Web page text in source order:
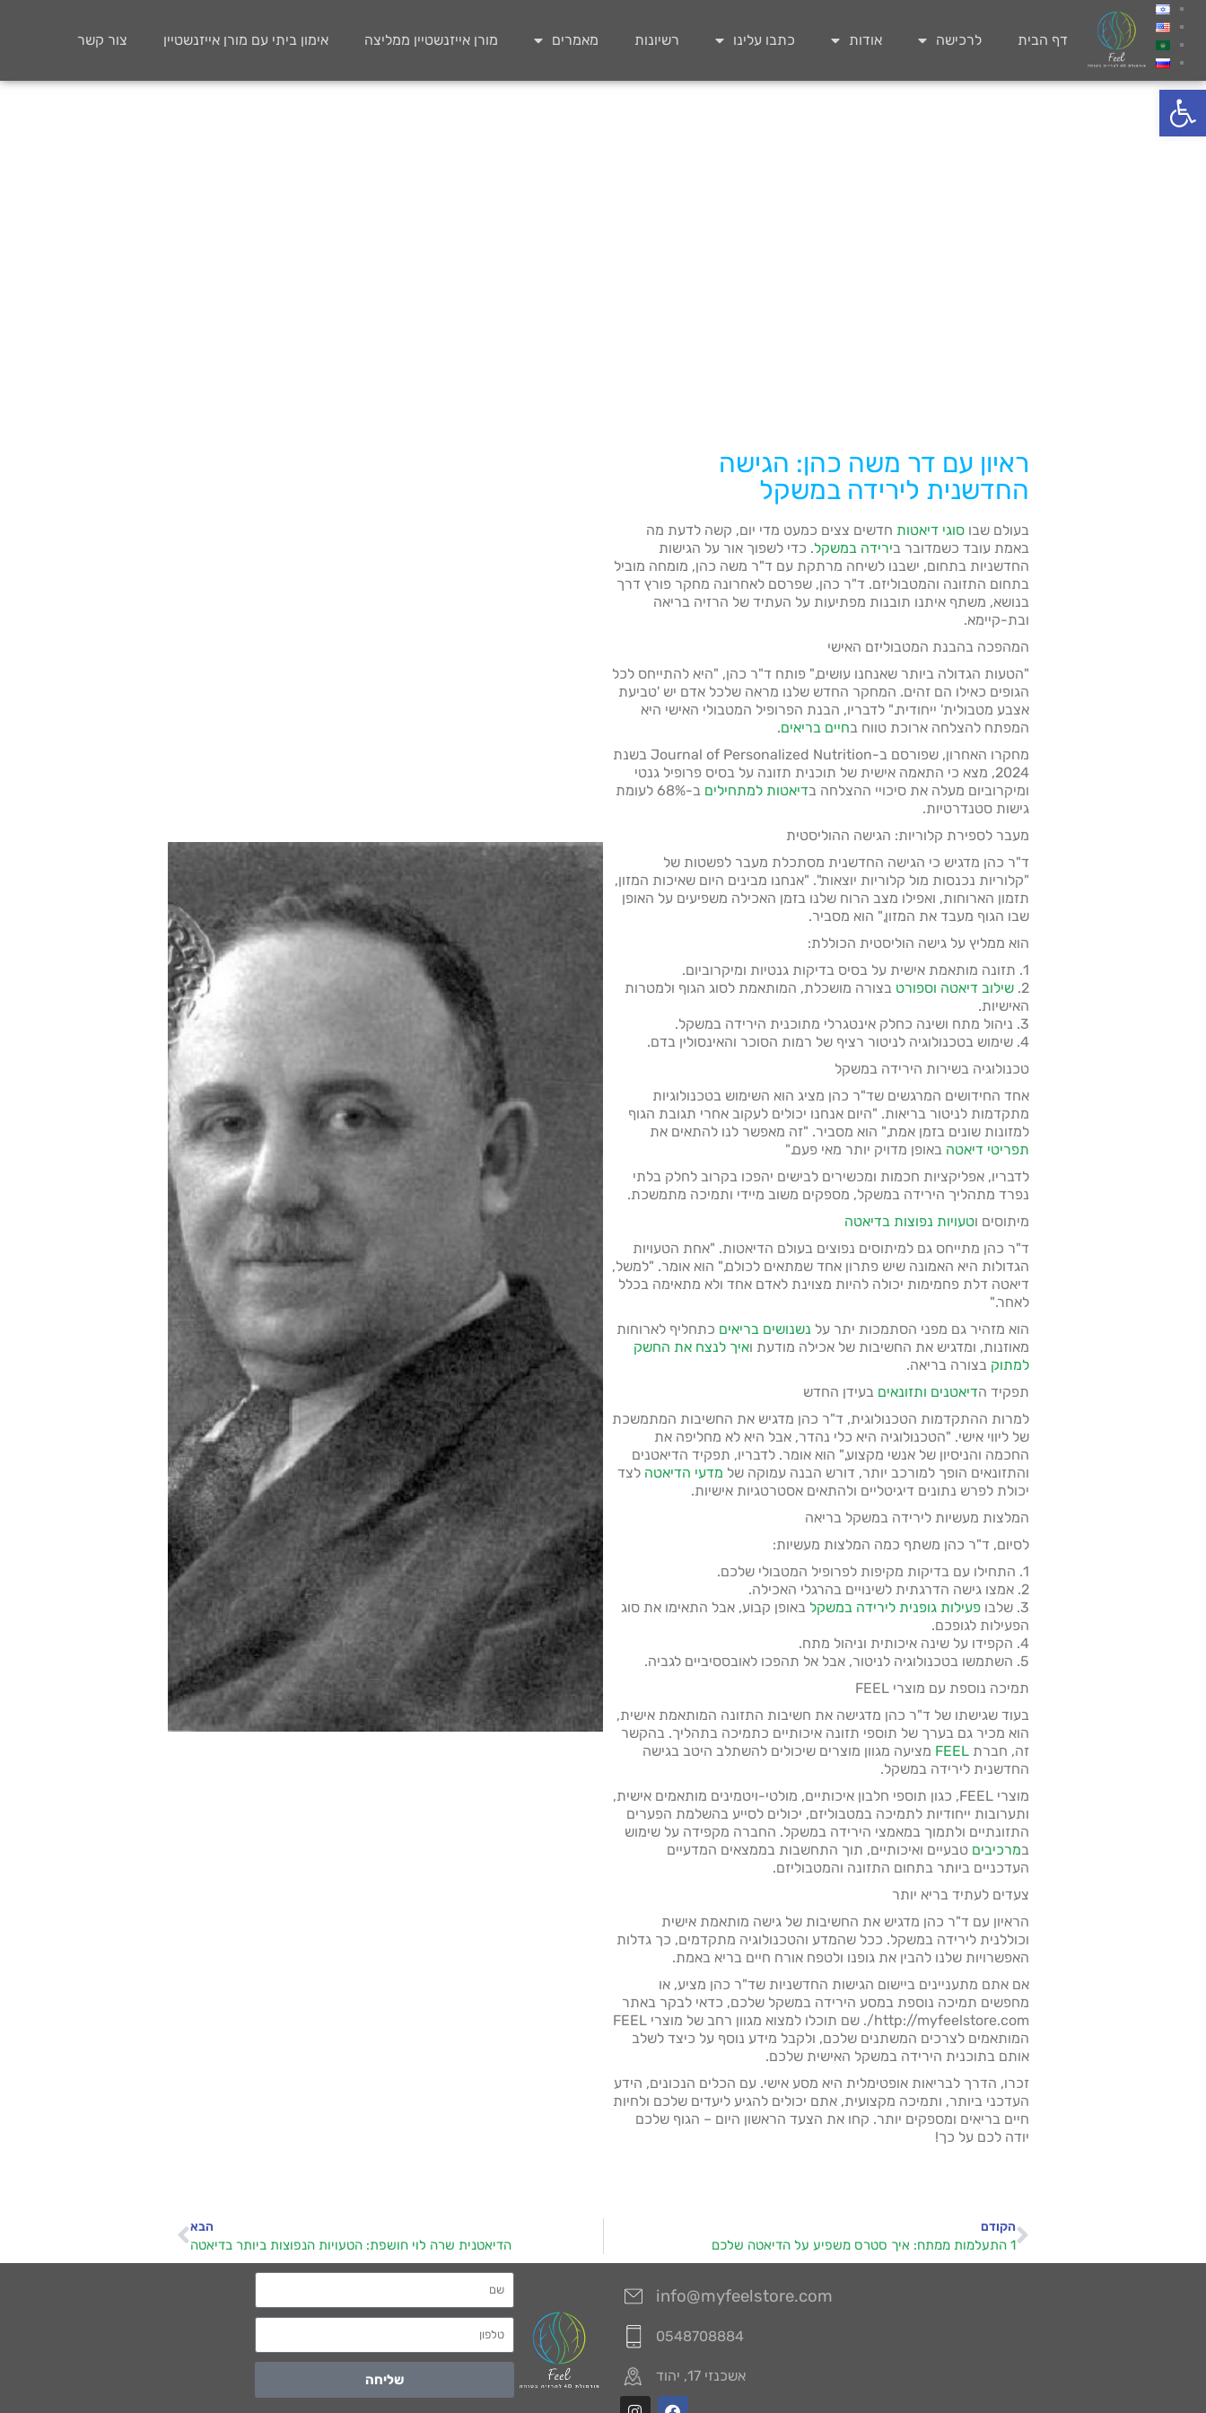
פתח סרגל נגישות
דף הבית לרכישה אודות כתבו עלינו רשיונות מאמרים מורן אייזנשטיין ממליצה אימון ביתי עם מורן אייזנשטיין צור קשר
ראיון עם דר משה כהן: הגישה
החדשנית לירידה במשקל
בעולם שבו סוגי דיאטות חדשים צצים כמעט מדי יום, קשה לדעת מה
באמת עובד כשמדובר בירידה במשקל. כדי לשפוך אור על הגישות
החדשניות בתחום, ישבנו לשיחה מרתקת עם ד"ר משה כהן, מומחה מוביל
בתחום התזונה והמטבוליזם. ד"ר כהן, שפרסם לאחרונה מחקר פורץ דרך
בנושא, משתף איתנו תובנות מפתיעות על העתיד של הרזיה בריאה
ובת-קיימא.
המהפכה בהבנת המטבוליזם האישי
"הטעות הגדולה ביותר שאנחנו עושים," פותח ד"ר כהן, "היא להתייחס לכל
הגופים כאילו הם זהים. המחקר החדש שלנו מראה שלכל אדם יש 'טביעת
אצבע מטבולית' ייחודית." לדבריו, הבנת הפרופיל המטבולי האישי היא
המפתח להצלחה ארוכת טווח בחיים בריאים.
מחקרו האחרון, שפורסם ב-Journal of Personalized Nutrition בשנת
2024, מצא כי התאמה אישית של תוכנית תזונה על בסיס פרופיל גנטי
ומיקרוביום מעלה את סיכויי ההצלחה בדיאטות למתחילים
ב-68% לעומת
גישות סטנדרטיות.
מעבר לספירת קלוריות: הגישה ההוליסטית
ד"ר כהן מדגיש כי הגישה החדשנית מסתכלת מעבר לפשטות של
"קלוריות נכנסות מול קלוריות יוצאות". "אנחנו מבינים היום שאיכות המזון,
תזמון הארוחות, ואפילו מצב הרוח שלנו בזמן האכילה משפיעים על האופן
שבו הגוף מעבד את המזון," הוא מסביר.
הוא ממליץ על גישה הוליסטית הכוללת:
1. תזונה מותאמת אישית על בסיס בדיקות גנטיות ומיקרוביום.
2. שילוב דיאטה וספורט בצורה מושכלת, המותאמת לסוג הגוף ולמטרות
האישיות.
3. ניהול מתח ושינה כחלק אינטגרלי מתוכנית הירידה במשקל.
4. שימוש בטכנולוגיה לניטור רציף של רמות הסוכר והאינסולין בדם.
טכנולוגיה בשירות הירידה במשקל
אחד החידושים המרגשים שד"ר כהן מציג הוא השימוש בטכנולוגיות
מתקדמות לניטור בריאות. "היום אנחנו יכולים לעקוב אחרי תגובת הגוף
למזונות שונים בזמן אמת," הוא מסביר. "זה מאפשר לנו להתאים את
תפריטי דיאטה באופן מדויק יותר מאי פעם."
לדבריו, אפליקציות חכמות ומכשירים לבישים יהפכו בקרוב לחלק בלתי
נפרד מתהליך הירידה במשקל, מספקים משוב מיידי ותמיכה מתמשכת.
מיתוסים וטעויות נפוצות בדיאטה
ד"ר כהן מתייחס גם למיתוסים נפוצים בעולם הדיאטות. "אחת הטעויות
הגדולות היא האמונה שיש פתרון אחד שמתאים לכולם," הוא אומר. "למשל,
דיאטה דלת פחמימות יכולה להיות מצוינת לאדם אחד ולא מתאימה בכלל
לאחר."
הוא מזהיר גם מפני הסתמכות יתר על נשנושים בריאים כתחליף לארוחות
מאוזנות, ומדגיש את החשיבות של אכילה מודעת ואיך לנצח את החשק
למתוק בצורה בריאה.
תפקיד הדיאטנים ותזונאים בעידן החדש
למרות ההתקדמות הטכנולוגית, ד"ר כהן מדגיש את החשיבות המתמשכת
של ליווי אישי. "הטכנולוגיה היא כלי נהדר, אבל היא לא מחליפה את
החכמה והניסיון של אנשי מקצוע," הוא אומר. לדבריו, תפקיד הדיאטנים
והתזונאים הופך למורכב יותר, דורש הבנה עמוקה של מדעי הדיאטה לצד
יכולת לפרש נתונים דיגיטליים ולהתאים אסטרטגיות אישיות.
המלצות מעשיות לירידה במשקל בריאה
לסיום, ד"ר כהן משתף כמה המלצות מעשיות:
1. התחילו עם בדיקות מקיפות לפרופיל המטבולי שלכם.
2. אמצו גישה הדרגתית לשינויים בהרגלי האכילה.
3. שלבו
פעילות גופנית לירידה במשקל באופן קבוע, אבל התאימו את סוג
הפעילות לגופכם.
4. הקפידו על שינה איכותית וניהול מתח.
5. השתמשו בטכנולוגיה לניטור, אבל אל תהפכו לאובססיביים לגביה.
תמיכה נוספת עם מוצרי FEEL
בעוד שגישתו של ד"ר כהן מדגישה את חשיבות התזונה המותאמת אישית,
הוא מכיר גם בערך של תוספי תזונה איכותיים כתמיכה בתהליך. בהקשר
זה, חברת FEEL מציעה מגוון מוצרים שיכולים להשתלב היטב בגישה
החדשנית לירידה במשקל.
מוצרי FEEL, כגון תוספי חלבון איכותיים, מולטי-ויטמינים מותאמים אישית,
ותערובות ייחודיות לתמיכה במטבוליזם, יכולים לסייע בהשלמת הפערים
התזונתיים ולתמוך במאמצי הירידה במשקל. החברה מקפידה על שימוש
במרכיבים טבעיים ואיכותיים, תוך התחשבות בממצאים המדעיים
העדכניים ביותר בתחום התזונה והמטבוליזם.
צעדים לעתיד בריא יותר
הראיון עם ד"ר כהן מדגיש את החשיבות של גישה מותאמת אישית
וכוללנית לירידה במשקל. ככל שהמדע והטכנולוגיה מתקדמים, כך גדלות
האפשרויות שלנו להבין את גופנו ולטפח אורח חיים בריא באמת.
אם אתם מתעניינים ביישום הגישות החדשניות שד"ר כהן מציע, או
מחפשים תמיכה נוספת במסע הירידה במשקל שלכם, כדאי לבקר באתר
http://myfeelstore.com/. שם תוכלו למצוא מגוון רחב של מוצרי FEEL
המותאמים לצרכים המשתנים שלכם, ולקבל מידע נוסף על כיצד לשלב
אותם בתוכנית הירידה במשקל האישית שלכם.
זכרו, הדרך לבריאות אופטימלית היא מסע אישי. עם הכלים הנכונים, הידע
העדכני ביותר, ותמיכה מקצועית, אתם יכולים להגיע ליעדים שלכם ולחיות
חיים בריאים ומספקים יותר. קחו את הצעד הראשון היום – הגוף שלכם
יודה לכם על כך!
הקודם
1 התעלמות ממתח: איך סטרס משפיע על הדיאטה שלכם
הבא
הדיאטנית שרה לוי חושפת: הטעויות הנפוצות ביותר בדיאטה
info@myfeelstore.com
0548708884
אשכנזי 17, יהוד שליחה